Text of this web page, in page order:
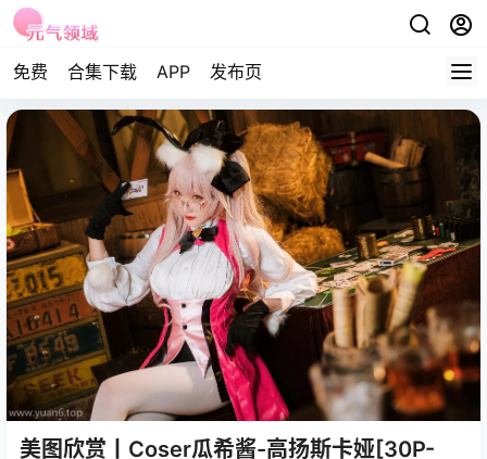
免费 合集下载 APP 发布页
美图欣赏丨Coser瓜希酱-高扬斯卡娅[30P-